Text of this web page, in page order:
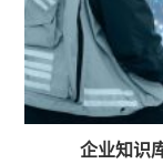
企业知识